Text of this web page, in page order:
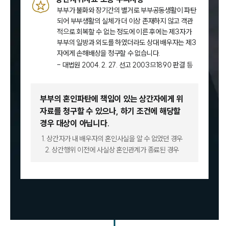
부부가 불화와 장기간의 별거로 부부공동생활이 파탄
되어 부부생활의 실체가 더 이상 존재하지 않고 객관
적으로 회복할 수 없는 정도에 이른 후에는 제3자가
부부의 일방과 외도를 하였더라도 상대 배우자는 제3
자에게 손해배상을 청구할 수 없습니다.
- 대법원 2004. 2. 27. 선고 2003므1890 판결 등
부부의 혼인파탄에 책임이 있는 상간자에게 위
자료를 청구할 수 있으나, 하기 조건에 해당할
경우 대상이 아닙니다.
1. 상간자가 내 배우자의 혼인사실을 알 수 없었던 경우
2. 상간행위 이전에 사실상 혼인관계가 종료된 경우